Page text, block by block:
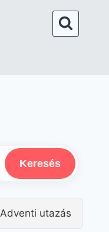
Keresés
Adventi utazás